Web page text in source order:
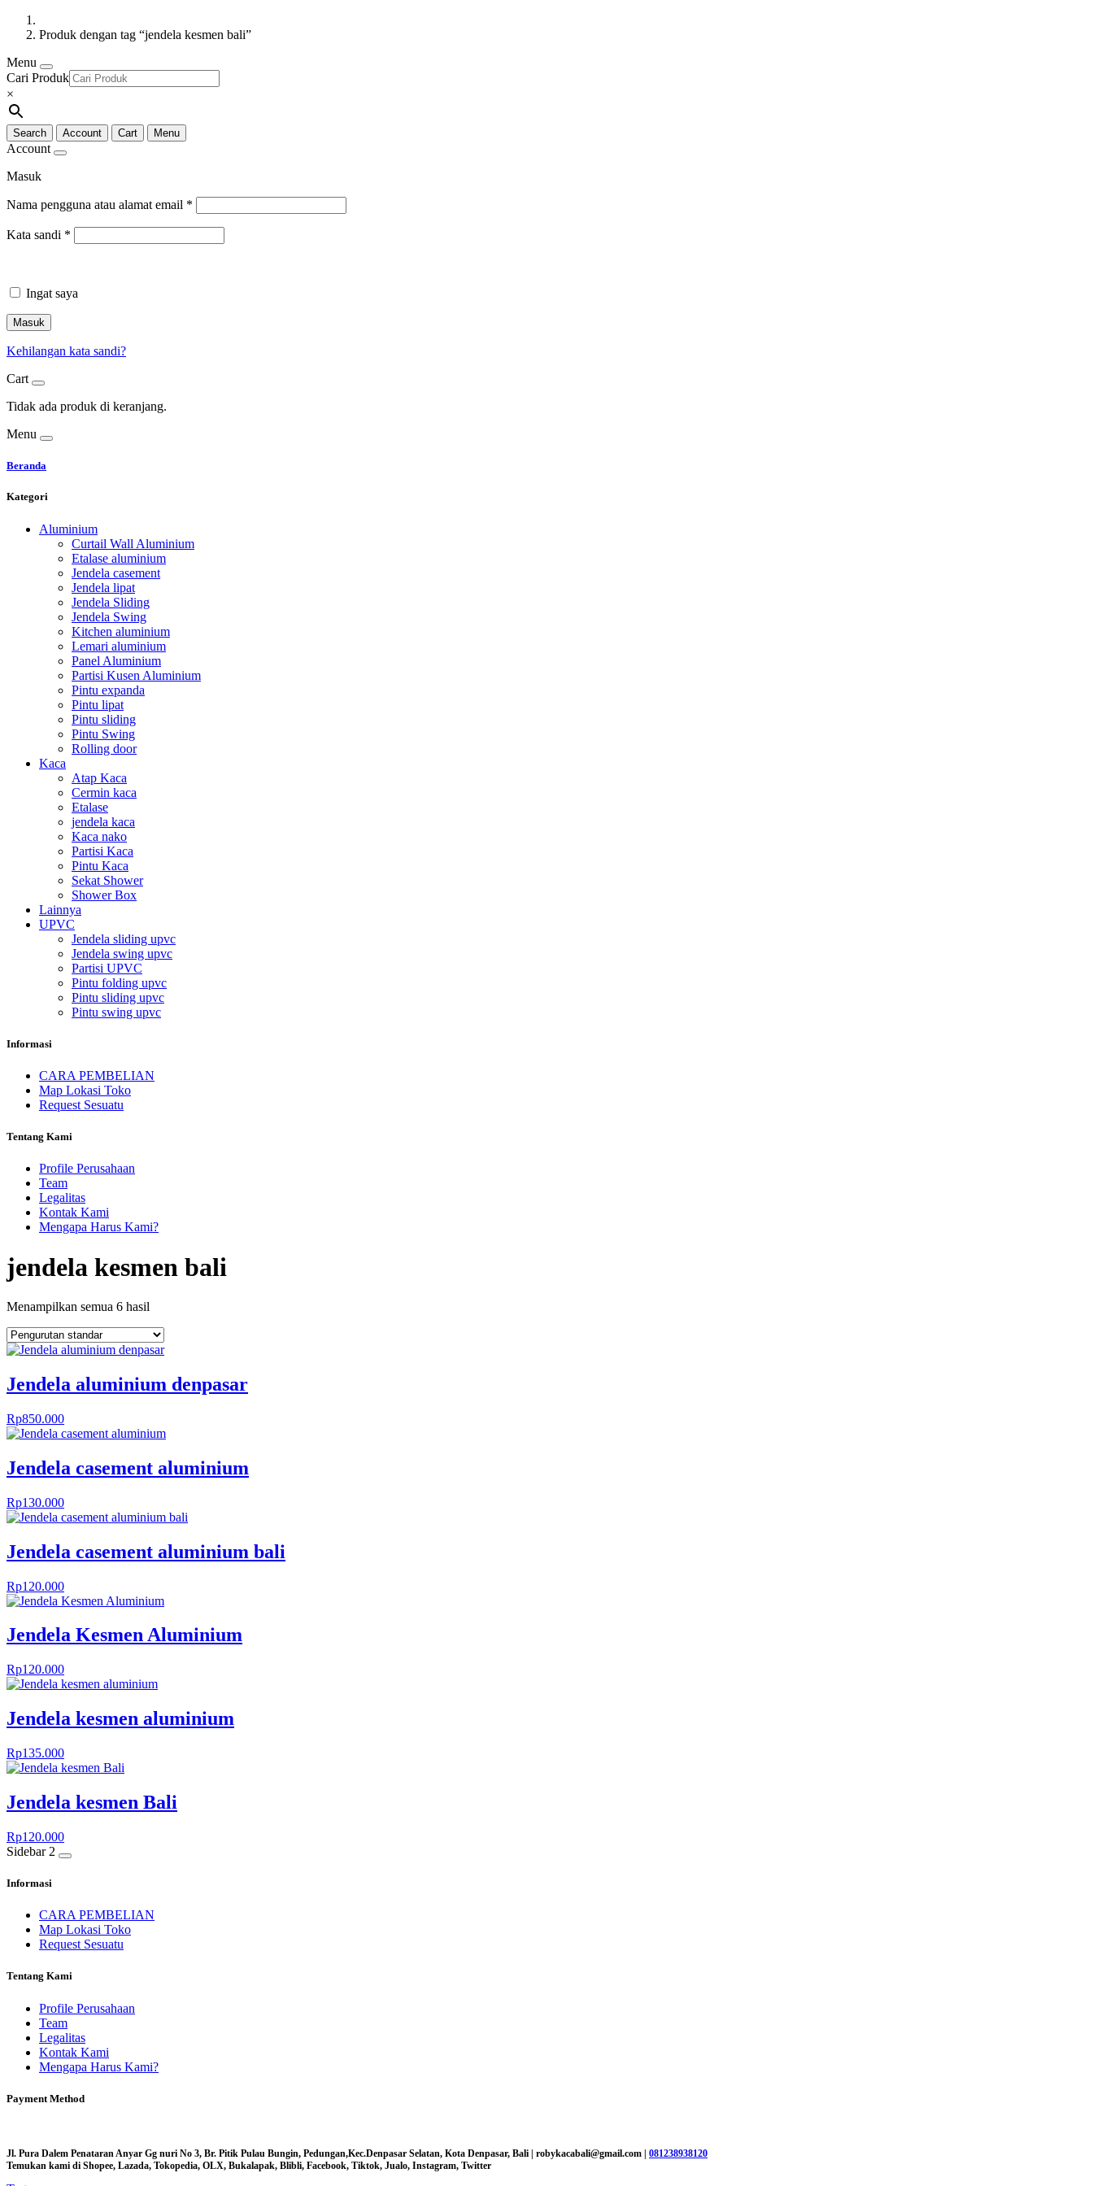
Produk dengan tag “jendela kesmen bali”
Menu
Cari Produk
×
Search Account Cart Menu
Account
Masuk
Nama pengguna atau alamat email *
Kata sandi *
Ingat saya
Masuk
Kehilangan kata sandi?
Cart
Tidak ada produk di keranjang.
Menu
Beranda
Kategori
Aluminium
Curtail Wall Aluminium
Etalase aluminium
Jendela casement
Jendela lipat
Jendela Sliding
Jendela Swing
Kitchen aluminium
Lemari aluminium
Panel Aluminium
Partisi Kusen Aluminium
Pintu expanda
Pintu lipat
Pintu sliding
Pintu Swing
Rolling door
Kaca
Atap Kaca
Cermin kaca
Etalase
jendela kaca
Kaca nako
Partisi Kaca
Pintu Kaca
Sekat Shower
Shower Box
Lainnya
UPVC
Jendela sliding upvc
Jendela swing upvc
Partisi UPVC
Pintu folding upvc
Pintu sliding upvc
Pintu swing upvc
Informasi
CARA PEMBELIAN
Map Lokasi Toko
Request Sesuatu
Tentang Kami
Profile Perusahaan
Team
Legalitas
Kontak Kami
Mengapa Harus Kami?
jendela kesmen bali
Menampilkan semua 6 hasil
Jendela aluminium denpasar
Rp850.000
Jendela casement aluminium
Rp130.000
Jendela casement aluminium bali
Rp120.000
Jendela Kesmen Aluminium
Rp120.000
Jendela kesmen aluminium
Rp135.000
Jendela kesmen Bali
Rp120.000
Sidebar 2
Informasi
CARA PEMBELIAN
Map Lokasi Toko
Request Sesuatu
Tentang Kami
Profile Perusahaan
Team
Legalitas
Kontak Kami
Mengapa Harus Kami?
Payment Method
Jl. Pura Dalem Penataran Anyar Gg nuri No 3, Br. Pitik Pulau Bungin, Pedungan,Kec.Denpasar Selatan, Kota Denpasar, Bali | robykacabali@gmail.com | 081238938120
Temukan kami di Shopee, Lazada, Tokopedia, OLX, Bukalapak, Blibli, Facebook, Tiktok, Jualo, Instagram, Twitter